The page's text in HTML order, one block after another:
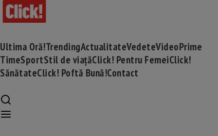
Ultima Oră!TrendingActualitateVedeteVideoPrime
TimeSportStil de viațăClick! Pentru FemeiClick!
SănătateClick! Poftă Bună!Contact